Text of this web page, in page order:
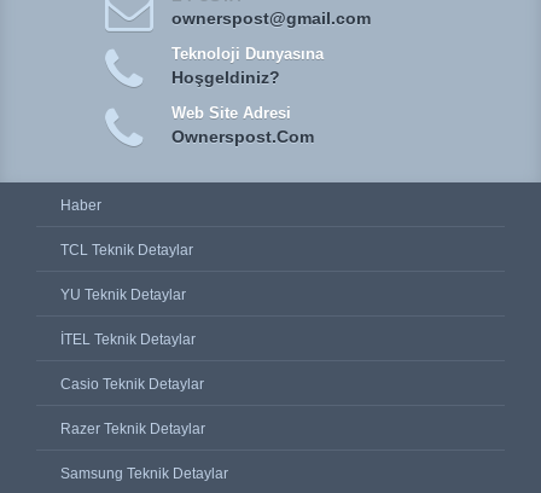
ownerspost@gmail.com
Teknoloji Dunyasına
Hoşgeldiniz?
Web Site Adresi
Ownerspost.Com
Haber
TCL Teknik Detaylar
YU Teknik Detaylar
İTEL Teknik Detaylar
Casio Teknik Detaylar
Razer Teknik Detaylar
Samsung Teknik Detaylar